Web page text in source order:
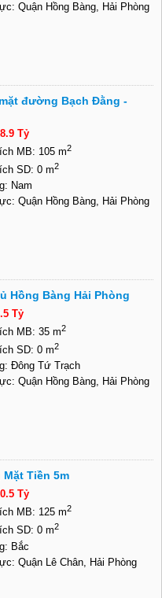
Quận Hồng Bàng, Hải Phòng
đường Bạch Đằng -
Tỷ
MB: 105 m2
SD: 0 m2
Nam
Quận Hồng Bàng, Hải Phòng
Hồng Bàng Hải Phòng
Tỷ
MB: 35 m2
SD: 0 m2
Đông Tứ Trạch
Quận Hồng Bàng, Hải Phòng
Tiền 5m
Tỷ
MB: 125 m2
SD: 0 m2
Bắc
Quận Lê Chân, Hải Phòng